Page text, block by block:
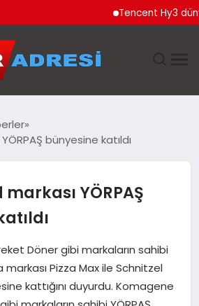
Tencent Hy3 dünya
bünyesine katıldı
YÖRPAŞ
Döner gibi markaların sahibi
markası Pizza Max ile Schnitzel
kattığını duyurdu. Komagene